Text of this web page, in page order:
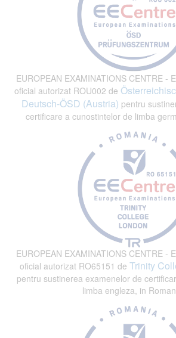
EUROPEAN EXAMINATIONS CENTRE -
oficial autorizat ROU002 de
Deutsch-ÖSD (Austria) pentru
certificare a cunostintelor de limba
EUROPEAN EXAMINATIONS CENTRE -
oficial autorizat RO65151 de Trinity
pentru sustinerea examenelor de
limba engleza, in